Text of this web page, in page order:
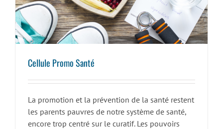
Cellule Promo Santé
La promotion et la prévention de la santé restent
les parents pauvres de notre système de santé,
encore trop centré sur le curatif. Les pouvoirs